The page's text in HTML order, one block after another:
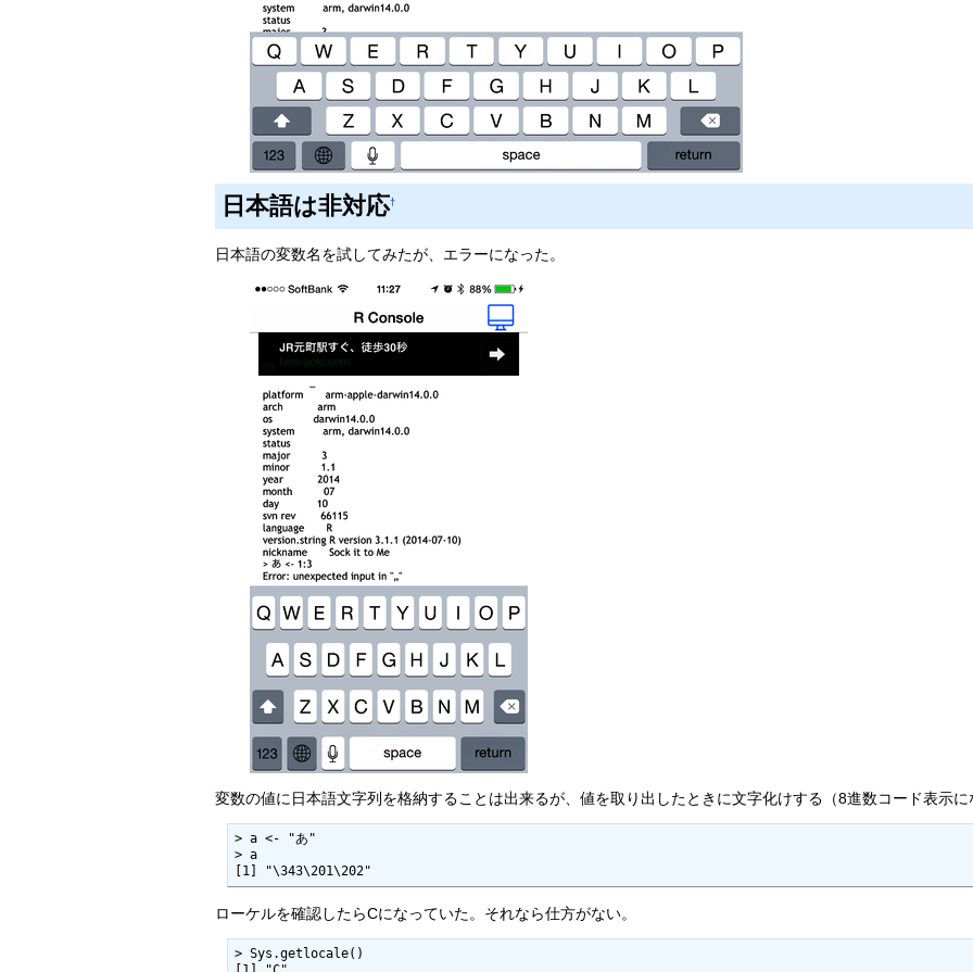
日本語は非対応†
日本語の変数名を試してみたが、エラーになった。
変数の値に日本語文字列を格納することは出来るが、値を取り出したときに文字化けする（8進数コード表示に
> a <- "あ"
> a
[1] "\343\201\202"
ローケルを確認したらCになっていた。それなら仕方がない。
> Sys.getlocale()